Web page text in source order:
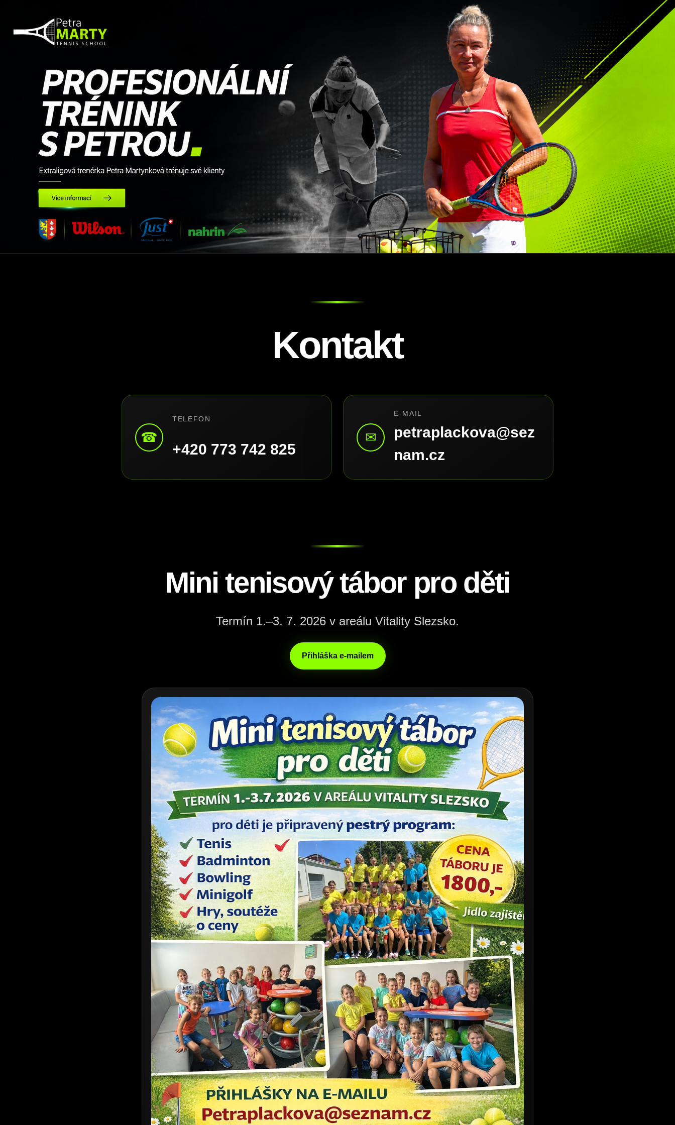
Kontakt
☎
TELEFON
+420 773 742 825
✉
E-MAIL
petraplackova@sez
nam.cz
Mini tenisový tábor pro děti
Termín 1.–3. 7. 2026 v areálu Vitality Slezsko.
Přihláška e-mailem